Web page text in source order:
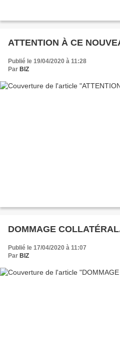
ATTENTION À CE
Publié le 19/04/2020 à 11:28
Par BIZ
DOMMAGE
Publié le 17/04/2020 à 11:07
Par BIZ